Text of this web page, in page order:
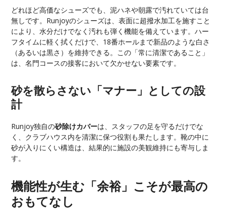
どれほど高価なシューズでも、泥ハネや朝露で汚れていては台
無しです。Runjoyのシューズは、表面に超撥水加工を施すこと
により、水分だけでなく汚れも弾く機能を備えています。ハー
フタイムに軽く拭くだけで、18番ホールまで新品のような白さ
（あるいは黒さ）を維持できる。この「常に清潔であること」
は、名門コースの接客において欠かせない要素です。
砂を散らさない「マナー」としての設
計
Runjoy独自の砂除けカバーは、スタッフの足を守るだけでな
く、クラブハウス内を清潔に保つ役割も果たします。靴の中に
砂が入りにくい構造は、結果的に施設の美観維持にも寄与しま
す。
機能性が生む「余裕」こそが最高の
おもてなし